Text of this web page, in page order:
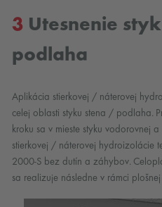
3 Utesnenie
podlaha
Aplikácia stierkovej / náterovej
celej oblasti styku stena / podlaha.
kroku sa v mieste styku vodorovnej
stierkovej / náterovej hydroizolácie
2000-S bez dutín a záhybov.
sa realizuje následne v rámci